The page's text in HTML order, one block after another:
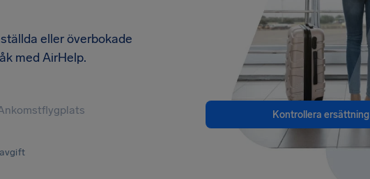
eller överbokade
med AirHelp.
Kontrollera ersättning